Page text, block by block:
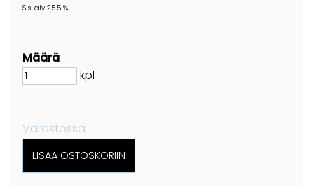
Sis. alv 25.5 %
Määrä
kpl
Varastossa